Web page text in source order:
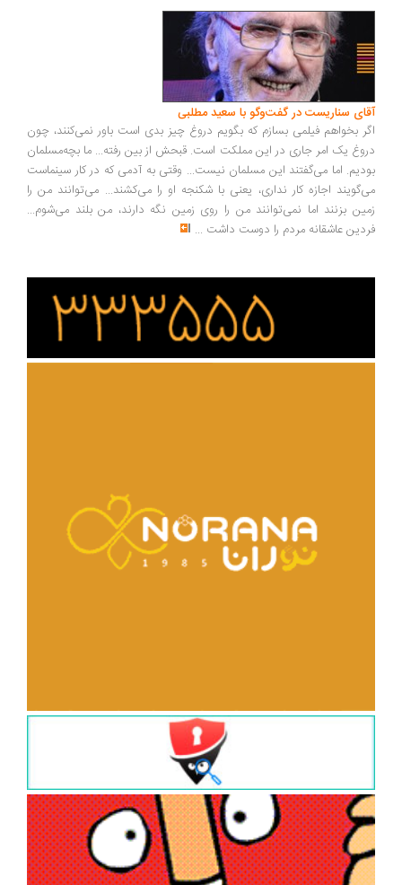
آقای سناریست در گفت‌وگو با سعید مطلبی
اگر بخواهم فیلمی بسازم که بگویم دروغ چیز بدی است باور نمی‌کنند، چون
دروغ یک امر جاری در این مملکت است. قبحش از بین رفته... ما بچه‌مسلمان
بودیم. اما می‌گفتند این مسلمان نیست... وقتی به آدمی که در کار سینماست
می‌گویند اجازه کار نداری، یعنی با شکنجه او را می‌کشند... می‌توانند من را
زمین بزنند اما نمی‌توانند من را روی زمین نگه دارند، من بلند می‌شوم...
فردین عاشقانه مردم را دوست داشت ...